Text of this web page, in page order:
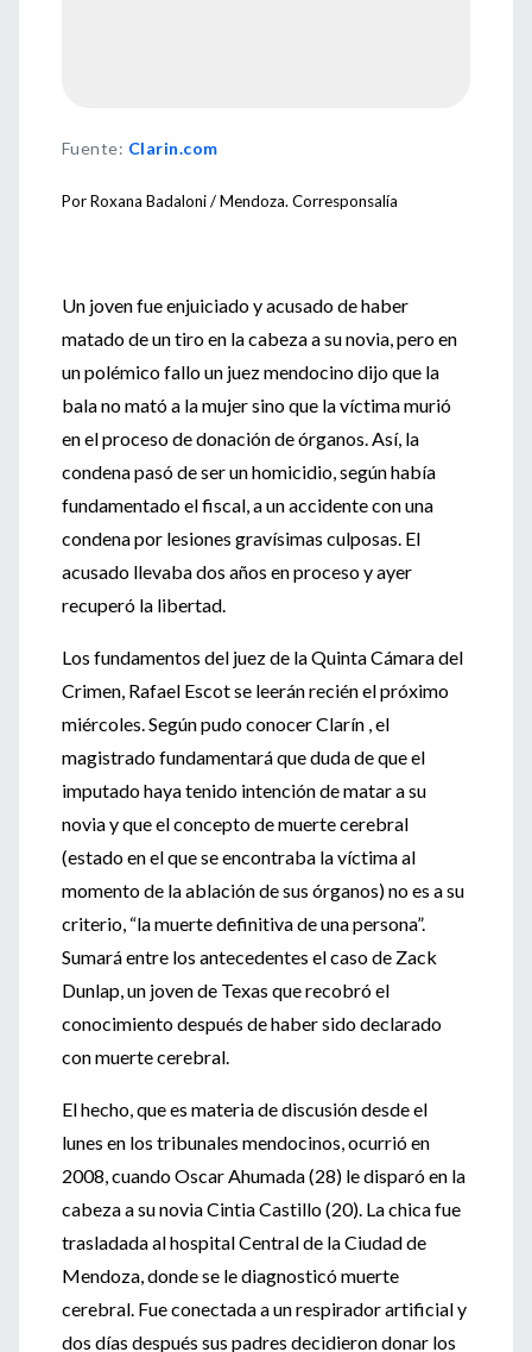
Fuente: Clarin.com
Por Roxana Badaloni / Mendoza. Corresponsalía
Un joven fue enjuiciado y acusado de haber
matado de un tiro en la cabeza a su novia, pero en
un polémico fallo un juez mendocino dijo que la
bala no mató a la mujer sino que la víctima murió
en el proceso de donación de órganos. Así, la
condena pasó de ser un homicidio, según había
fundamentado el fiscal, a un accidente con una
condena por lesiones gravísimas culposas. El
acusado llevaba dos años en proceso y ayer
recuperó la libertad.
Los fundamentos del juez de la Quinta Cámara del
Crimen, Rafael Escot se leerán recién el próximo
miércoles. Según pudo conocer Clarín , el
magistrado fundamentará que duda de que el
imputado haya tenido intención de matar a su
novia y que el concepto de muerte cerebral
(estado en el que se encontraba la víctima al
momento de la ablación de sus órganos) no es a su
criterio, “la muerte definitiva de una persona”.
Sumará entre los antecedentes el caso de Zack
Dunlap, un joven de Texas que recobró el
conocimiento después de haber sido declarado
con muerte cerebral.
El hecho, que es materia de discusión desde el
lunes en los tribunales mendocinos, ocurrió en
2008, cuando Oscar Ahumada (28) le disparó en la
cabeza a su novia Cintia Castillo (20). La chica fue
trasladada al hospital Central de la Ciudad de
Mendoza, donde se le diagnosticó muerte
cerebral. Fue conectada a un respirador artificial y
dos días después sus padres decidieron donar los